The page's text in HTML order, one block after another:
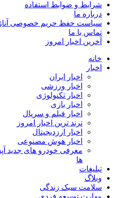
شرایط و ضوابط استفاده
درباره ما
سیاست حفظ حریم خصوصی
تماس با ما
آخرین اخبار امروز
خانه
اخبار
اخبار ایران
اخبار ورزشی
اخبار تکنولوژی
اخبار بازی
اخبار فیلم و سریال
ترند ترین اخبار امروز
اخبار ارزدیجیتال
اخبار هوش مصنوعی
معرفی خودرو های جدید
ها
تبلیغات
وبلاگ
سلامت سبک زندگی
مهارت توسعه فردی